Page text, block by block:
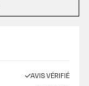
AVIS VÉRIFIÉ